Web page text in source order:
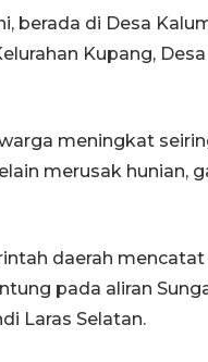
berada di Desa
Kupang,
meningkat
merusak hunian,
daerah
pada aliran
Laras Selatan.